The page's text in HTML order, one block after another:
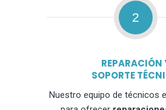
2
REPARACIÓN
SOPORTE
Nuestro equipo de técnicos